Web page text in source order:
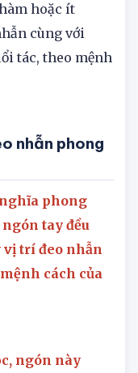
hoặc ít
cùng với
tác, theo mệnh
nhẫn phong
phong
tay đều
trí đeo nhẫn
cách của
ngón này